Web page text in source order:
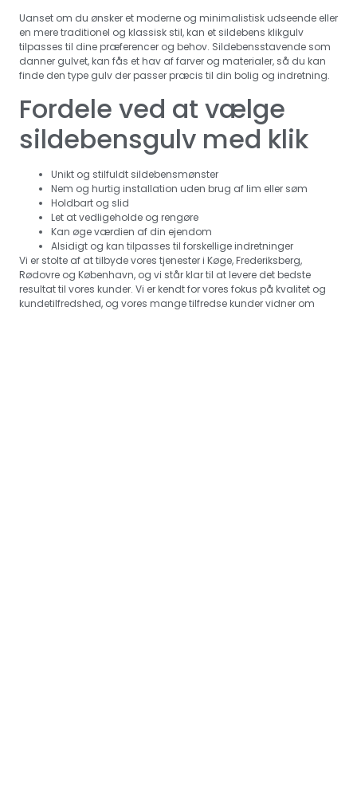
Uanset om du ønsker et moderne og minimalistisk udseende eller
en mere traditionel og klassisk stil, kan et sildebens klikgulv
tilpasses til dine præferencer og behov. Sildebensstavende som
danner gulvet, kan fås et hav af farver og materialer, så du kan
finde den type gulv der passer præcis til din bolig og indretning.
Fordele ved at vælge
sildebensgulv med klik
Unikt og stilfuldt sildebensmønster
Nem og hurtig installation uden brug af lim eller søm
Holdbart og slid
Let at vedligeholde og rengøre
Kan øge værdien af din ejendom
Alsidigt og kan tilpasses til forskellige indretninger
Vi er stolte af at tilbyde vores tjenester i Køge, Frederiksberg,
Rødovre og København, og vi står klar til at levere det bedste
resultat til vores kunder. Vi er kendt for vores fokus på kvalitet og
kundetilfredshed, og vores mange tilfredse kunder vidner om